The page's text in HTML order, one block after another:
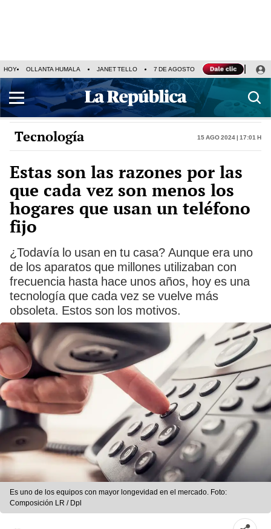
HOY OLLANTA HUMALA JANET TELLO 7 DE AGOSTO TINKA RESULTADOS
Tecnología 15 Ago 2024 | 17:01 h
Estas son las razones por las
que cada vez son menos los
hogares que usan un teléfono
fijo
¿Todavía lo usan en tu casa? Aunque era uno
de los aparatos que millones utilizaban con
frecuencia hasta hace unos años, hoy es una
tecnología que cada vez se vuelve más
obsoleta. Estos son los motivos.
Es uno de los equipos con mayor longevidad en el mercado. Foto:
Composición LR / Dpl